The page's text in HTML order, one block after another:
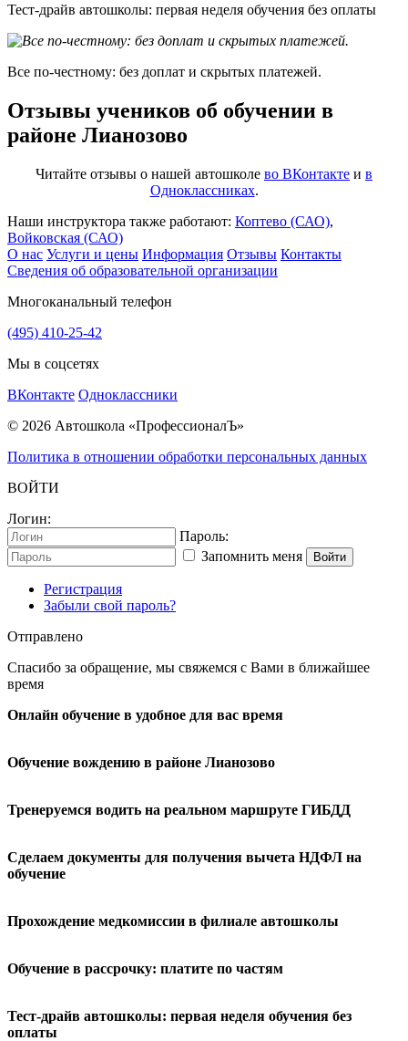
Тест-драйв автошколы: первая неделя обучения без оплаты
Все по-честному: без доплат и скрытых платежей.
Отзывы учеников об обучении в
районе Лианозово
Читайте отзывы о нашей автошколе во ВКонтакте и в
Одноклассниках.
Наши инструктора также работают: Коптево (САО),
Войковская (САО)
О нас Услуги и цены Информация Отзывы Контакты
Сведения об образовательной организации
Многоканальный телефон
(495) 410-25-42
Мы в соцсетях
ВКонтакте Одноклассники
© 2026 Автошкола «ПрофессионалЪ»
Политика в отношении обработки персональных данных
ВОЙТИ
Логин:
Пароль:
Запомнить меня
Войти
Регистрация
Забыли свой пароль?
Отправлено
Спасибо за обращение, мы свяжемся с Вами в ближайшее
время
Онлайн обучение в удобное для вас время
Обучение вождению в районе Лианозово
Тренеруемся водить на реальном маршруте ГИБДД
Сделаем документы для получения вычета НДФЛ на
обучение
Прохождение медкомиссии в филиале автошколы
Обучение в рассрочку: платите по частям
Тест-драйв автошколы: первая неделя обучения без
оплаты